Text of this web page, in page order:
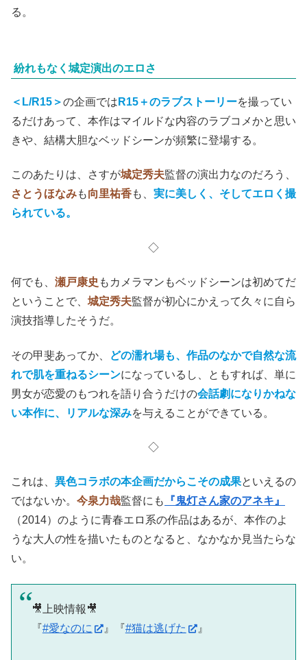
る。
紛れもなく城定演出のエロさ
＜L/R15＞の企画では R15＋のラブストーリーを撮ってい
るだけあって、本作はマイルドな内容のラブコメかと思い
きや、結構大胆なベッドシーンが頻繁に登場する。
このあたりは、さすが城定秀夫監督の演出力なのだろう、
さとうほなみも向里祐香も、 実に美しく、そしてエロく撮
られている。
◇
何でも、 瀬戸康史 もカメラマンもベッドシーンは初めてだ
ということで、 城定秀夫監督が初心にかえって久々に自ら
演技指導したそうだ。
その甲斐あってか、
どの濡れ場も、作品のなかで自然な流
れで肌を重ねるシーンになっているし、ともすれば、単に
男女が恋愛のもつれを語り合うだけの会話劇になりかねな
い本作に、リアルな深みを与えることができている。
◇
これは、 異色コラボの本企画だからこその成果といえるの
ではないか。 今泉力哉監督にも
『鬼灯さん家のアネキ』
（2014）のように青春エロ系の作品はあるが、本作のよ
うな大人の性を描いたものとなると、なかなか見当たらな
い。
🎥上映情報🎥
『#愛なのに 』『#猫は逃げた 』